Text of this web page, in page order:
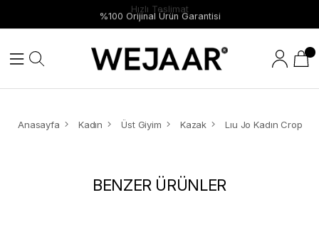
%100 Orijinal Ürün Garantisi
Hızlı Teslimat
Anasayfa Kadın Üst Giyim Kazak
BENZER ÜRÜNLER